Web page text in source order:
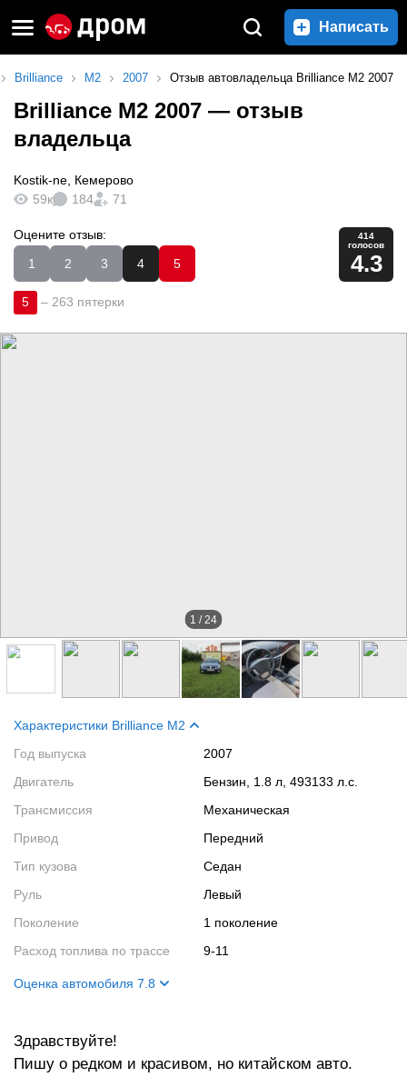
Написать
Brilliance M2 2007 Отзыв автовладельца Brilliance M2 2007
Brilliance M2 2007 — отзыв
владельца
Kostik-ne Кемерово
59к
184 71
Оцените отзыв:
1
2 3 4 5
414
голосов
4.3
5 – 263 пятерки
1 / 24
Характеристики Brilliance M2
Год выпуска
2007
Двигатель
Бензин, 1.8 л, 493133 л.с.
Трансмиссия
Механическая
Привод
Передний
Тип кузова
Седан
Руль
Левый
Поколение
1 поколение
Расход топлива по трассе
9-11
Оценка автомобиля 7.8
Салон
Двигатель
7
Здравствуйте!
Пишу о редком и красивом, но китайском авто.